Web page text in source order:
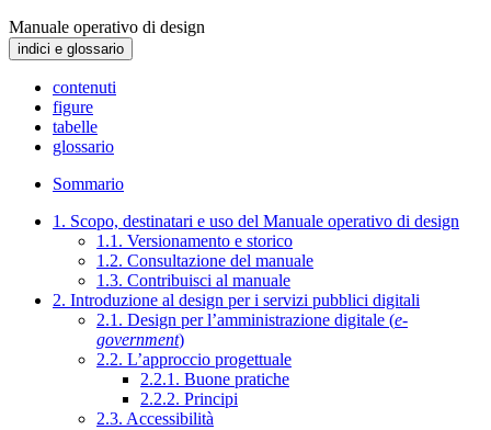
Manuale operativo di design
indici e glossario
contenuti
figure
tabelle
glossario
Sommario
1. Scopo, destinatari e uso del Manuale operativo di design
1.1. Versionamento e storico
1.2. Consultazione del manuale
1.3. Contribuisci al manuale
2. Introduzione al design per i servizi pubblici digitali
2.1. Design per l’amministrazione digitale (e-
government)
2.2. L’approccio progettuale
2.2.1. Buone pratiche
2.2.2. Principi
2.3. Accessibilità